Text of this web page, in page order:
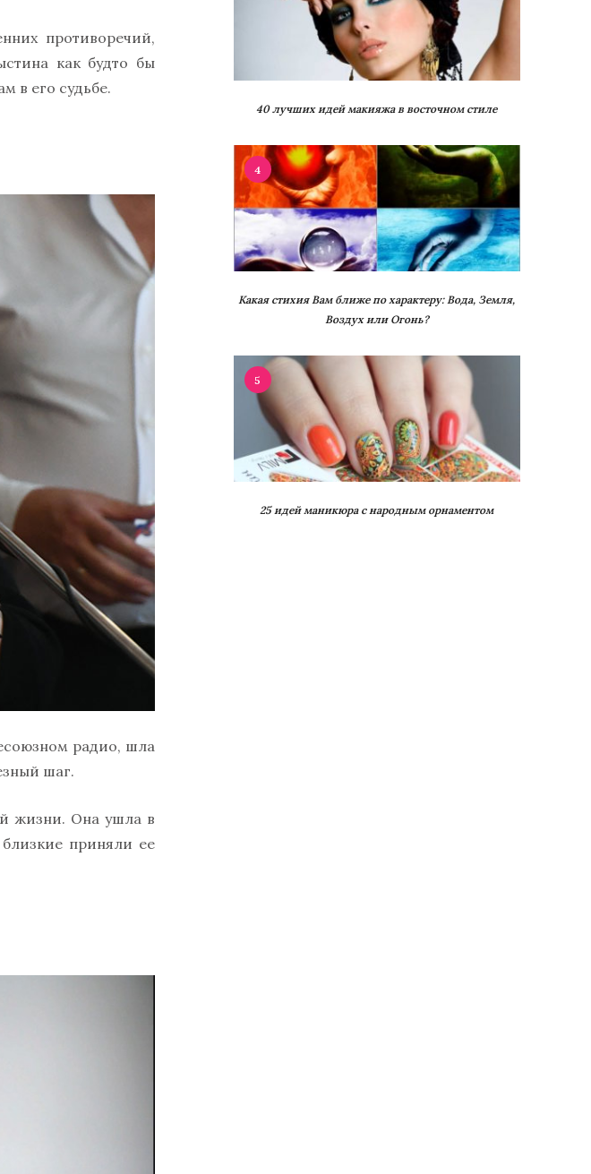
противоречий,
как будто бы
в его судьбе.
радио, шла
шаг.
жизни. Она ушла в
приняли ее
40 лучших идей макияжа в восточном стиле
4
Какая стихия Вам ближе по характеру: Вода, Земля,
Воздух или Огонь?
5
25 идей маникюра с народным орнаментом